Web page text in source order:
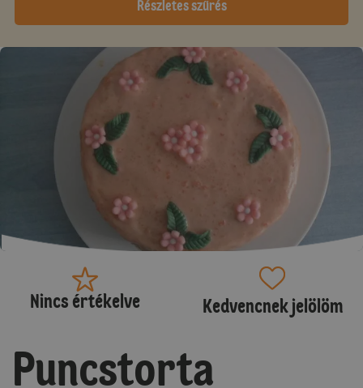
Részletes szűrés
Nincs értékelve Kedvencnek jelölöm
Puncstorta